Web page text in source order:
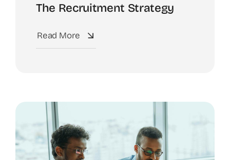
The Recruitment Strategy
Read More